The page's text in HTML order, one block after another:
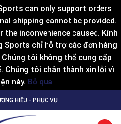
can only support orders
shipping cannot be provided.
inconvenience caused. Kính
Sports chỉ hỗ trợ các đơn hàng
tôi không thể cung cấp
Chúng tôi chân thành xin lỗi vì
này. Bỏ qua
HIỆU - PHỤC VỤ